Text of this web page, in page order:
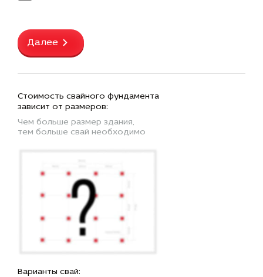
Далее
Стоимость свайного фундамента
зависит от размеров:
Чем больше размер здания,
тем больше свай необходимо
Варианты свай: